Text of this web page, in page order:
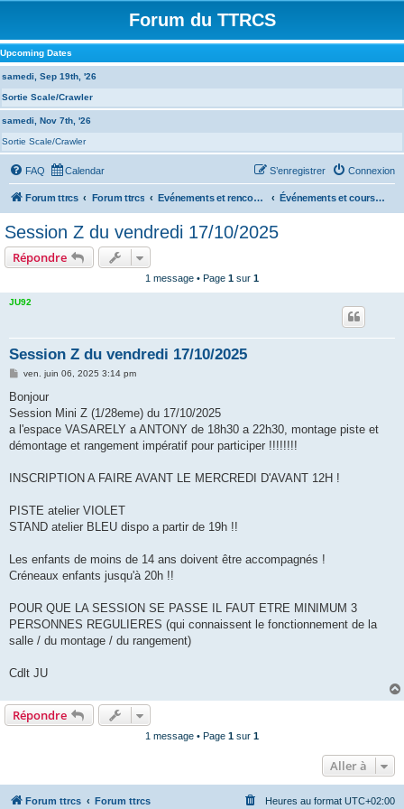
Forum du TTRCS
Upcoming Dates
samedi, Sep 19th, '26
Sortie Scale/Crawler
samedi, Nov 7th, '26
Sortie Scale/Crawler
FAQ Calendar Connexion
S’enregistrer
Forum ttrcs Forum ttrcs Evénements et rencontres Événements et courses à VASARELY
Session Z du vendredi 17/10/2025
Répondre
1 message • Page 1 sur 1
JU92
Session Z du vendredi 17/10/2025
M
s
a
g
ven. juin 06, 2025 3:14 pm
Bonjour
Session Mini Z (1/28eme) du 17/10/2025
a l'espace VASARELY a ANTONY de 18h30 a 22h30, montage piste et
démontage et rangement impératif pour participer !!!!!!!!
INSCRIPTION A FAIRE AVANT LE MERCREDI D'AVANT 12H !
PISTE atelier VIOLET
STAND atelier BLEU dispo a partir de 19h !!
Les enfants de moins de 14 ans doivent être accompagnés !
Créneaux enfants jusqu'à 20h !!
POUR QUE LA SESSION SE PASSE IL FAUT ETRE MINIMUM 3
PERSONNES REGULIERES (qui connaissent le fonctionnement de la
salle / du montage / du rangement)
Cdlt JU
Répondre
1 message • Page 1 sur 1
Aller à
Forum ttrcs Forum ttrcs Heures au format UTC+02:00